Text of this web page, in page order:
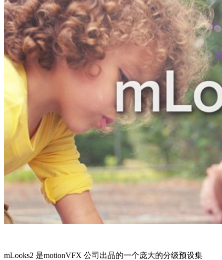
mLooks2 是motionVFX 公司出品的一个庞大的分级预设集